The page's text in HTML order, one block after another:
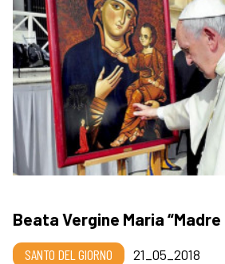
Beata Vergine Maria
SANTO DEL GIORNO
21_05_2018